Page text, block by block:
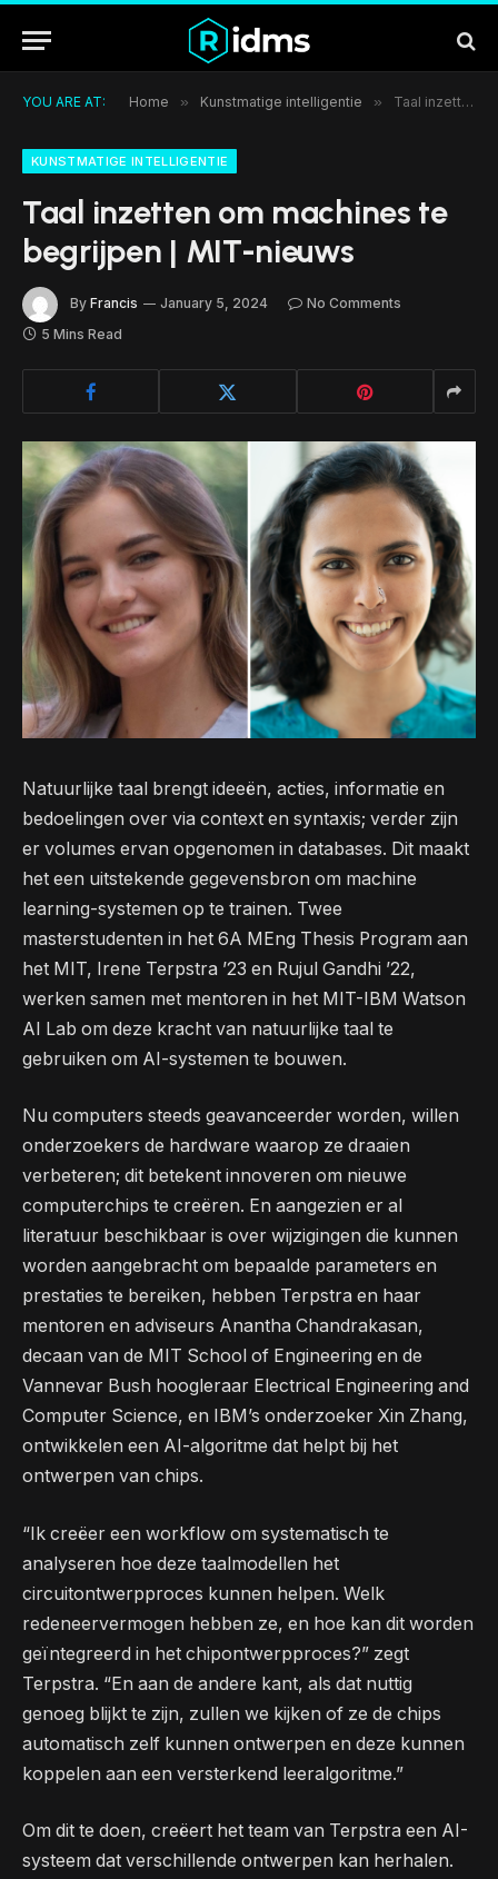
YOU ARE AT: Home » Kunstmatige intelligentie » Taal inzetten om machines te begrijpen | MIT-nieuws
KUNSTMATIGE INTELLIGENTIE
Taal inzetten om machines te
begrijpen | MIT-nieuws
By Francis January 5, 2024
No Comments
5 Mins Read
Natuurlijke taal brengt ideeën, acties, informatie en
bedoelingen over via context en syntaxis; verder zijn
er volumes ervan opgenomen in databases. Dit maakt
het een uitstekende gegevensbron om machine
learning-systemen op te trainen. Twee
masterstudenten in het 6A MEng Thesis Program aan
het MIT, Irene Terpstra ’23 en Rujul Gandhi ’22,
werken samen met mentoren in het MIT-IBM Watson
AI Lab om deze kracht van natuurlijke taal te
gebruiken om AI-systemen te bouwen.
Nu computers steeds geavanceerder worden, willen
onderzoekers de hardware waarop ze draaien
verbeteren; dit betekent innoveren om nieuwe
computerchips te creëren. En aangezien er al
literatuur beschikbaar is over wijzigingen die kunnen
worden aangebracht om bepaalde parameters en
prestaties te bereiken, hebben Terpstra en haar
mentoren en adviseurs Anantha Chandrakasan,
decaan van de MIT School of Engineering en de
Vannevar Bush hoogleraar Electrical Engineering and
Computer Science, en IBM’s onderzoeker Xin Zhang,
ontwikkelen een AI-algoritme dat helpt bij het
ontwerpen van chips.
“Ik creëer een workflow om systematisch te
analyseren hoe deze taalmodellen het
circuitontwerpproces kunnen helpen. Welk
redeneervermogen hebben ze, en hoe kan dit worden
geïntegreerd in het chipontwerpproces?” zegt
Terpstra. “En aan de andere kant, als dat nuttig
genoeg blijkt te zijn, zullen we kijken of ze de chips
automatisch zelf kunnen ontwerpen en deze kunnen
koppelen aan een versterkend leeralgoritme.”
Om dit te doen, creëert het team van Terpstra een AI-
systeem dat verschillende ontwerpen kan herhalen.